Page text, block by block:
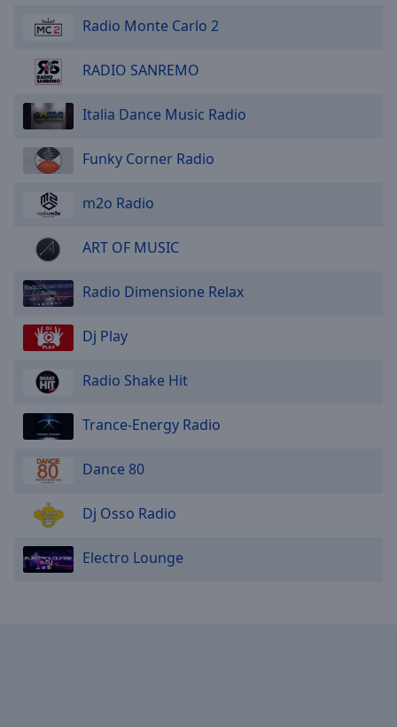
Radio Monte Carlo 2
RADIO SANREMO
Italia Dance Music Radio
Funky Corner Radio
m2o Radio
ART OF MUSIC
Radio Dimensione Relax
Dj Play
Radio Shake Hit
Trance-Energy Radio
Dance 80
Dj Osso Radio
Electro Lounge